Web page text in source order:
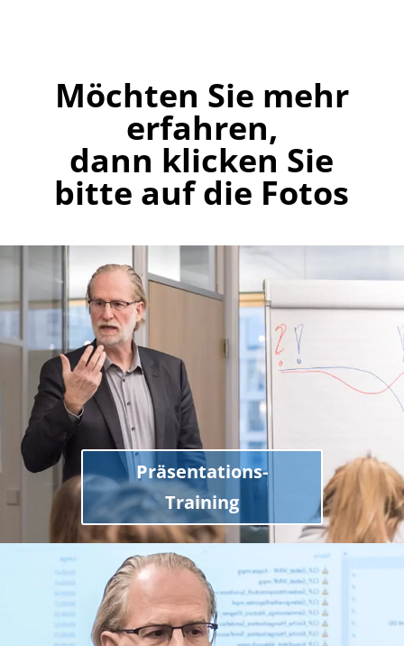
Möchten Sie mehr
erfahren,
dann klicken Sie
bitte auf die Fotos
Präsentations-
Training